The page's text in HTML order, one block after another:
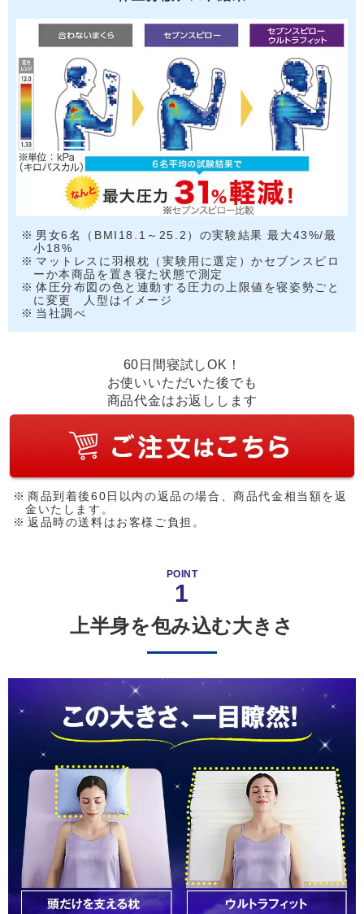
男女6名（BMI18.1～25.2）の実験結果 最大43%/最
小18%
マットレスに羽根枕（実験用に選定）かセブンスピロ
ーか本商品を置き寝た状態で測定
体圧分布図の色と連動する圧力の上限値を寝姿勢ごと
に変更 人型はイメージ
当社調べ
60日間寝試しOK！
お使いいただいた後でも
商品代金はお返しします
商品到着後60日以内の返品の場合、商品代金相当額を返
金いたします。
返品時の送料はお客様ご負担。
POINT
1
上半身を包み込む大きさ